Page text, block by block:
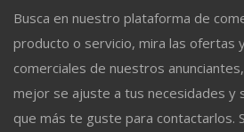
Busca en nuestro plataforma de
producto o servicio, mira las ofertas
comerciales de nuestros
mejor se ajuste a tus necesidades y
que más te guste para contactarlos.